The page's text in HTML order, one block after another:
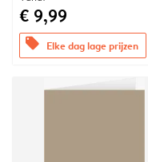
€ 9,99
offers Elke dag lage prijzen